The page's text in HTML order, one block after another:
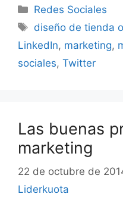
Categorías
Redes Sociales
Etiquetas
diseño de tienda
LinkedIn, marketing,
sociales, Twitter
Las buenas
marketing
22 de octubre de
Liderkuota